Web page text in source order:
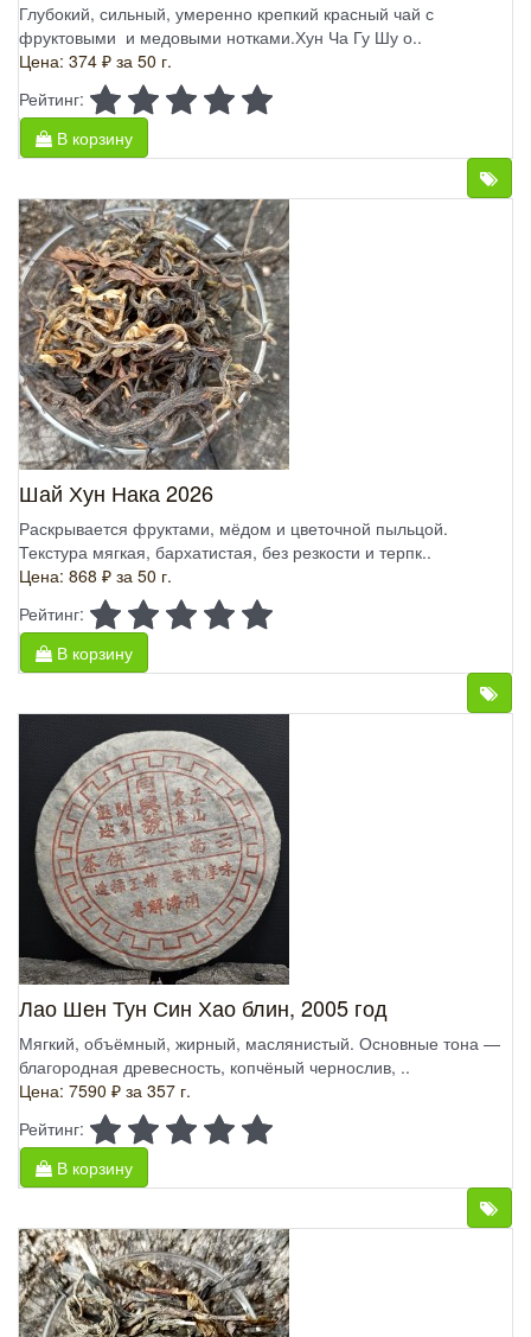
Глубокий, сильный, умеренно крепкий красный чай с
фруктовыми и медовыми нотками.Хун Ча Гу Шу о..
Цена: 374 ₽ за 50 г.
Рейтинг:
В корзину
Шай Хун Нака 2026
Раскрывается фруктами, мёдом и цветочной пыльцой.
Текстура мягкая, бархатистая, без резкости и терпк..
Цена: 868 ₽ за 50 г.
Рейтинг:
В корзину
Лао Шен Тун Син Хао блин, 2005 год
Мягкий, объёмный, жирный, маслянистый. Основные тона —
благородная древесность, копчёный чернослив, ..
Цена: 7590 ₽ за 357 г.
Рейтинг:
В корзину